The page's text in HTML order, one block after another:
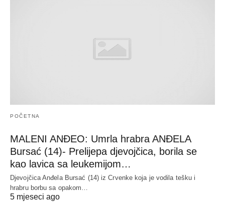
POČETNA
MALENI ANĐEO: Umrla hrabra ANĐELA
Bursać (14)- Prelijepa djevojčica, borila se
kao lavica sa leukemijom…
Djevojčica Anđela Bursać (14) iz Crvenke koja je vodila tešku i
hrabru borbu sa opakom…
5 mjeseci ago